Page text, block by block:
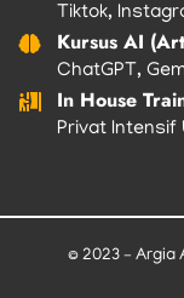
Tiktok,
Kursus AI
ChatGPT,
In House
Privat Intensif
© 2023 – Argia